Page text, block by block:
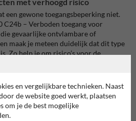
een gewone toegangsbeperking niet.
C24b – Verboden toegang voor
gevaarlijke ontvlambare of
maak je meteen duidelijk dat dit type
Zo help je om risico’s voor de
weggebruikers te beperken.
gevoelige omgevingen
zijn recht op plaatsen waar veiligheid
tunnels, stedelijke zones, industriële
doorgangen of andere
en vergelijkbare technieken. Naast
de website goed werkt, plaatsen
om je de best mogelijke